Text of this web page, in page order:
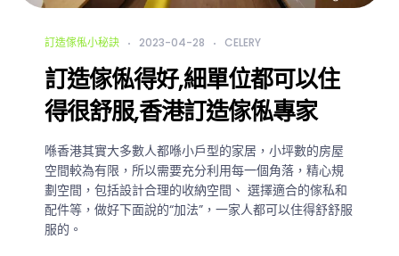
訂造傢俬小秘訣 2023-04-28 CELERY
訂造傢俬得好,細單位都可以住
得很舒服,香港訂造傢俬專家
喺香港其實大多數人都喺小戶型的家居，小坪數的房屋
空間較為有限，所以需要充分利用每一個角落，精心規
劃空間，包括設計合理的收納空間、 選擇適合的傢私和
配件等，做好下面說的“加法”，一家人都可以住得舒舒服
服的。